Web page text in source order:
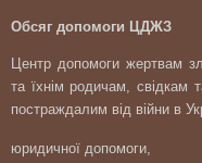
Обсяг допомоги ЦДЖЗ
Центр допомоги жертвам
та їхнім родичам, свідкам
постраждалим від війни в
юридичної допомоги,